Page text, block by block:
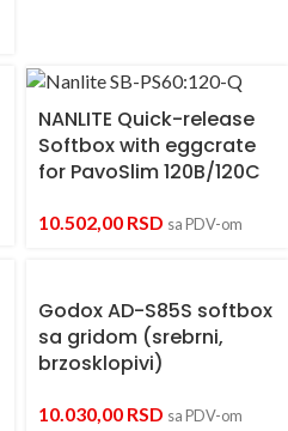
NANLITE Quick-release
Softbox with eggcrate
for PavoSlim 120B/120C
10.502,00 RSD sa PDV-om
Godox AD-S85S softbox
sa gridom (srebrni,
brzosklopivi)
10.030,00 RSD sa PDV-om